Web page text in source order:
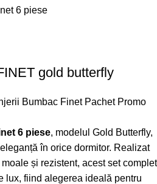
gold butterfly
Bumbac Finet Pachet Promo
6 piese, modelul Gold Butterfly,
în orice dormitor. Realizat
și rezistent, acest set complet
lux, fiind alegerea ideală pentru